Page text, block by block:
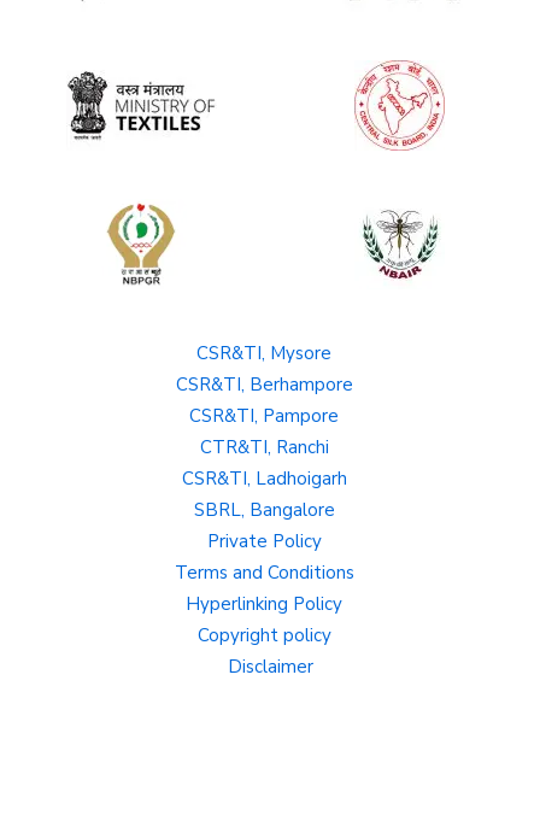
CSR&TI, Mysore
CSR&TI, Berhampore
CSR&TI, Pampore
CTR&TI, Ranchi
CSR&TI, Ladhoigarh
SBRL, Bangalore
Private Policy
Terms and Conditions
Hyperlinking Policy
Copyright policy
Disclaimer